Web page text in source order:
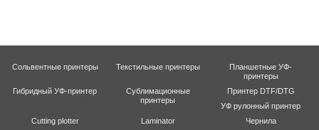
Сольвентные принтеры Текстильные принтеры
Планшетные УФ-
принтеры
Гибридный УФ-принтер
Сублимационные
принтеры
Принтер DTF/DTG
УФ рулонный принтер
Cutting plotter
Laminator
Чернила